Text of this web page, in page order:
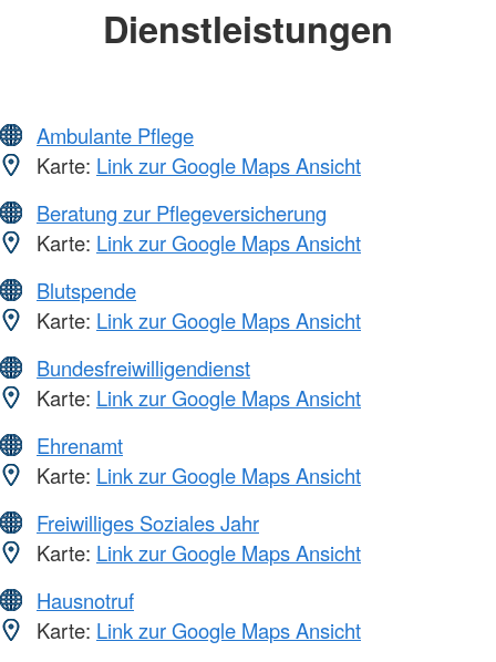
Dienstleistungen
Ambulante Pflege
Karte: Link zur Google Maps Ansicht
Beratung zur Pflegeversicherung
Karte: Link zur Google Maps Ansicht
Blutspende
Karte: Link zur Google Maps Ansicht
Bundesfreiwilligendienst
Karte: Link zur Google Maps Ansicht
Ehrenamt
Karte: Link zur Google Maps Ansicht
Freiwilliges Soziales Jahr
Karte: Link zur Google Maps Ansicht
Hausnotruf
Karte: Link zur Google Maps Ansicht